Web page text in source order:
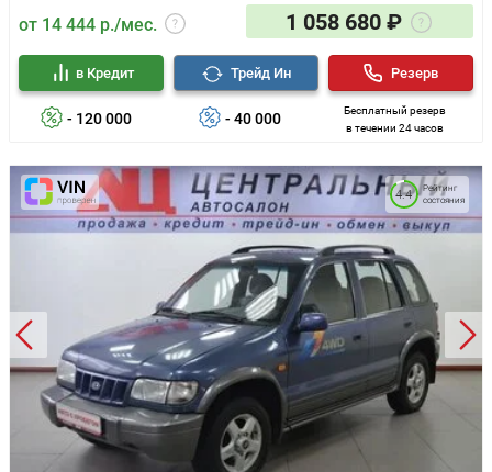
от 14 444 р./мес. 1 058 680 ₽
- 120 000
в Кредит
- 40 000
Трейд Ин
Бесплатный резерв
в течении 24 часов
Резерв
Рейтинг
состояния
4.4